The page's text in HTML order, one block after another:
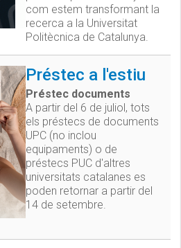
com estem transformant la
recerca a la Universitat
Politècnica de Catalunya.
Préstec a l'estiu
Préstec documents
A partir del 6 de juliol, tots
els préstecs de documents
UPC (no inclou
equipaments) o de
préstecs PUC d'altres
universitats catalanes es
poden retornar a partir del
14 de setembre.